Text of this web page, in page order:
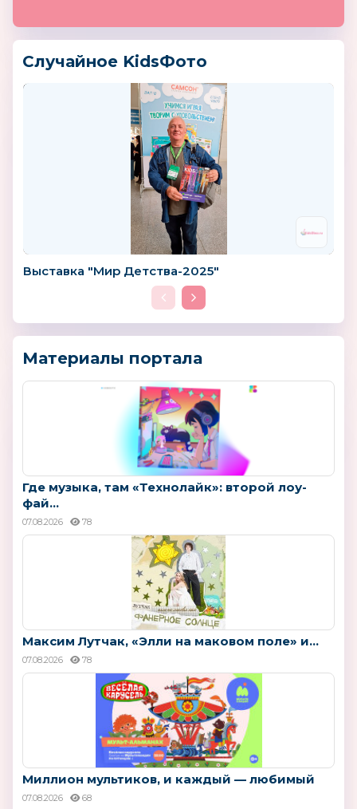
Случайное KidsФото
Выставка "Мир Детства-2025"
Материалы портала
Где музыка, там «Технолайк»: второй лоу-
фай...
07.08.2026 78
Максим Лутчак, «Элли на маковом поле» и...
07.08.2026 78
Миллион мультиков, и каждый — любимый
07.08.2026 68